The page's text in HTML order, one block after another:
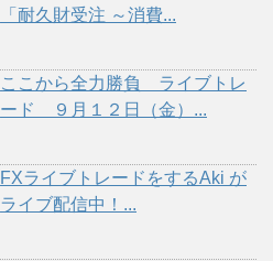
「耐久財受注 ～消費...
ここから全力勝負 ライブトレ
ード ９月１２日（金）...
FXライブトレードをするAki が
ライブ配信中！...